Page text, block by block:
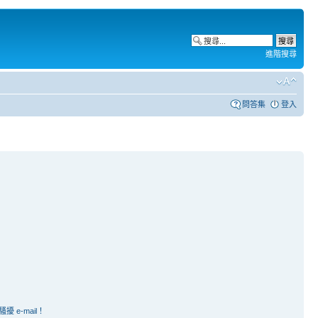
進階搜尋
問答集 登入
擾 e-mail！